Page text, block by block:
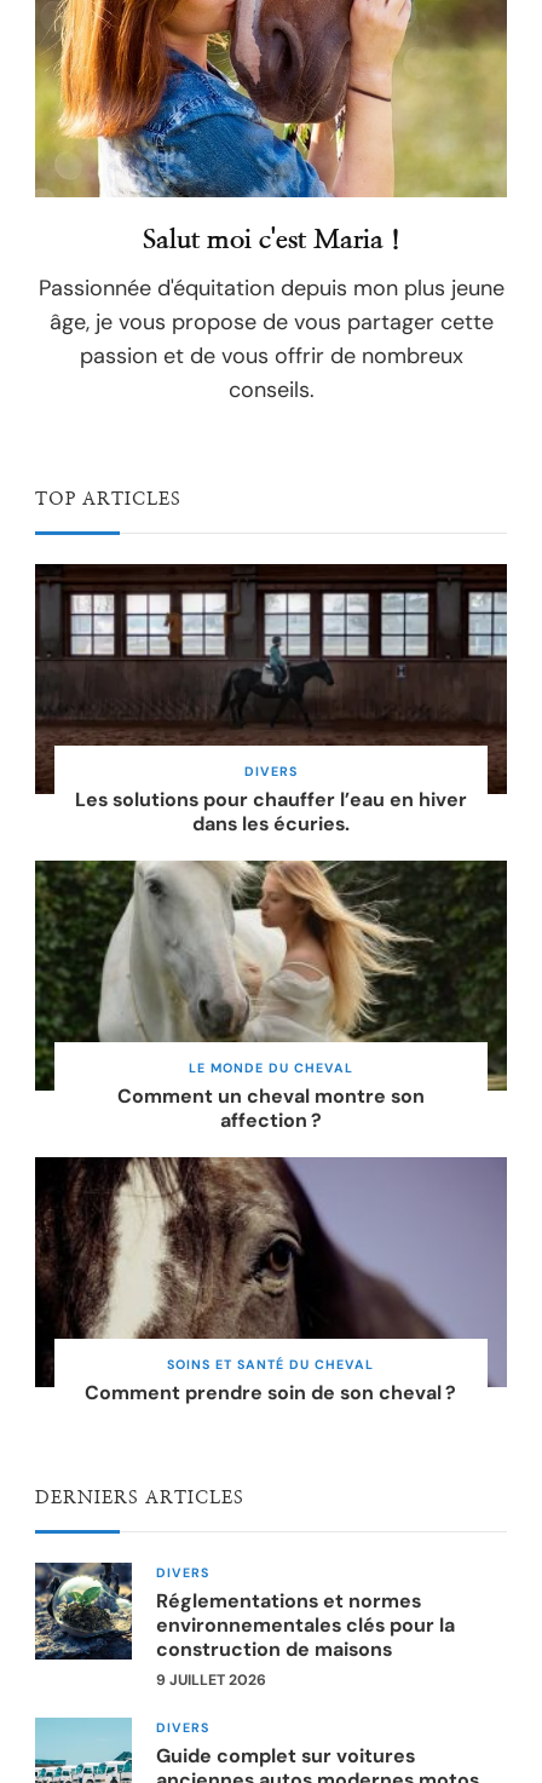
Salut moi c'est Maria !
Passionnée d'équitation depuis mon plus jeune
âge, je vous propose de vous partager cette
passion et de vous offrir de nombreux
conseils.
TOP ARTICLES
DIVERS
Les solutions pour chauffer l’eau en hiver
dans les écuries.
LE MONDE DU CHEVAL
Comment un cheval montre son
affection ?
SOINS ET SANTÉ DU CHEVAL
Comment prendre soin de son cheval ?
DERNIERS ARTICLES
DIVERS
Réglementations et normes
environnementales clés pour la
construction de maisons
9 JUILLET 2026
DIVERS
Guide complet sur voitures